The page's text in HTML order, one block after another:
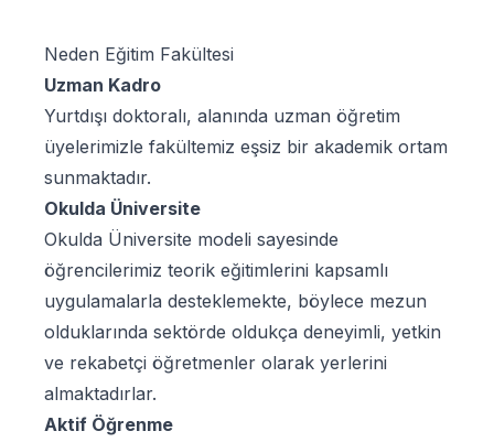
Neden Eğitim Fakültesi
Uzman Kadro
Yurtdışı doktoralı, alanında uzman öğretim
üyelerimizle fakültemiz eşsiz bir akademik ortam
sunmaktadır.
Okulda Üniversite
Okulda Üniversite modeli sayesinde
öğrencilerimiz teorik eğitimlerini kapsamlı
uygulamalarla desteklemekte, böylece mezun
olduklarında sektörde oldukça deneyimli, yetkin
ve rekabetçi öğretmenler olarak yerlerini
almaktadırlar.
Aktif Öğrenme